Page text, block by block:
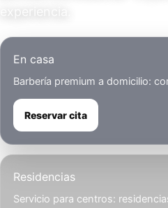
En casa
Barbería premium a domicilio:
Reservar cita
Residencias
Servicio para centros: